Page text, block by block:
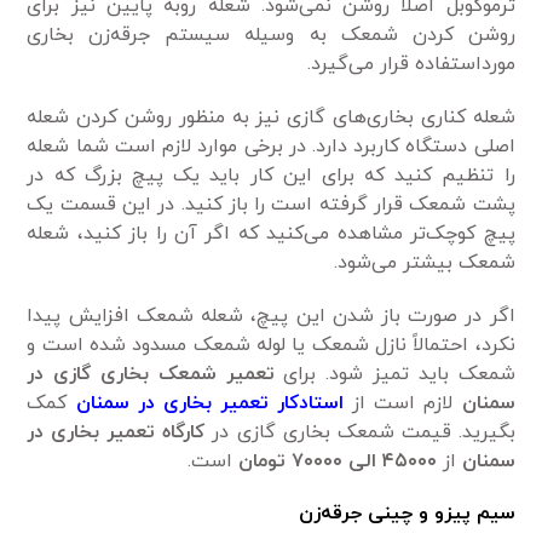
ترموکوبل اصلاً روشن نمی‌شود. شعله روبه پایین نیز برای
روشن کردن شمعک به وسیله سیستم جرقه‌زن بخاری
مورداستفاده قرار می‌گیرد.
شعله کناری بخاری‌های گازی نیز به منظور روشن کردن شعله
اصلی دستگاه کاربرد دارد. در برخی موارد لازم است شما شعله
را تنظیم کنید که برای این کار باید یک پیچ بزرگ که در
پشت شمعک قرار گرفته است را باز کنید. در این قسمت یک
پیچ کوچک‌تر مشاهده می‌کنید که اگر آن را باز کنید، شعله
شمعک بیشتر می‌شود.
اگر در صورت باز شدن این پیچ، شعله شمعک افزایش پیدا
نکرد، احتمالاً نازل شمعک یا لوله شمعک مسدود شده است و
شمعک باید تمیز شود. برای تعمیر شمعک بخاری گازی در
سمنان لازم است از استادکار تعمیر بخاری در سمنان کمک
بگیرید. قیمت شمعک بخاری گازی در کارگاه تعمیر بخاری در
سمنان از ۴۵۰۰۰ الی ۷۰۰۰۰ تومان
است.
سیم پیزو و چینی جرقه‌زن